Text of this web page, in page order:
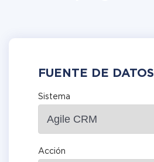
FUENTE DE DATOS
Sistema
Acción